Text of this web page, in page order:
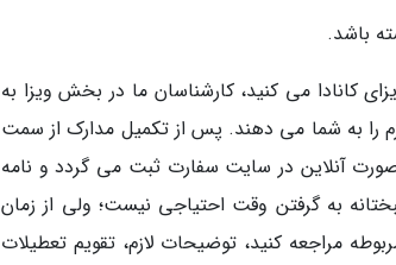
کانادا می کنید، کارشناسان ما در بخش ویزا به
را به شما می دهند. پس از تکمیل مدارک از سمت
آنلاین در سایت سفارت ثبت می گردد و نامه
به گرفتن وقت احتیاجی نیست؛ ولی از زمان
مراجعه کنید، توضیحات لازم، تقویم تعطیلات